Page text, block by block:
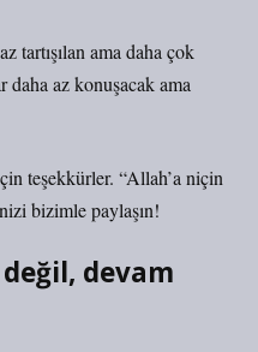
tartışılan ama daha çok
daha az konuşacak ama
teşekkürler. “Allah’a niçin
bizimle paylaşın!
devam